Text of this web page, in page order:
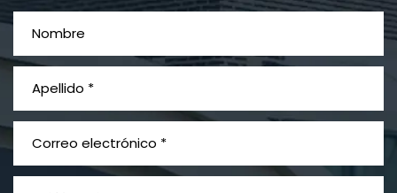
¿Qué es el mesotelioma?